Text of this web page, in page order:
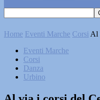
Home Eventi Marche Corsi Al
Eventi Marche
Corsi
Danza
Urbino